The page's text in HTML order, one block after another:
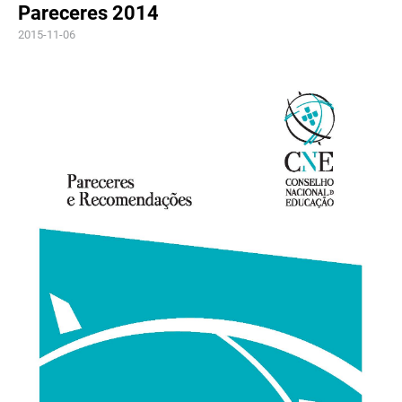
Pareceres 2014
2015-11-06